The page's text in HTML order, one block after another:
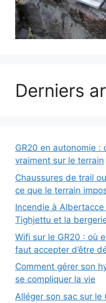
Derniers
GR20 en autonomie :
vraiment sur le terrain
Chaussures de trail
ce que le terrain
Incendie à
Tighjettu et la
Wifi sur le GR20 : où
faut accepter d’être
Comment gérer son
se compliquer la vie
Alléger son sac sur le